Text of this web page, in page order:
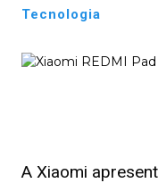
Tecnologia
A Xiaomi